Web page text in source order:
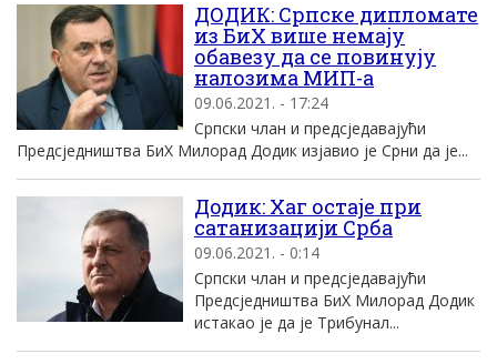
ДОДИК: Српске дипломате
из БиХ више немају
обавезу да се повинују
налозима МИП-а
09.06.2021. - 17:24
Српски члан и предсједавајући
Предсједништва БиХ Милорад Додик изјавио је Срни да је...
Додик: Хаг остаје при
сатанизацији Срба
09.06.2021. - 0:14
Српски члан и предсједавајући
Предсједништва БиХ Милорад Додик
истакао је да је Трибунал...